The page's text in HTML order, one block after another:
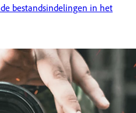
bestandsindelingen in het